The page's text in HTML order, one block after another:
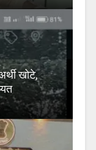
खोटे,